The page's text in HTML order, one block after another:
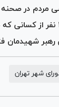
مردم در
رهبر
شهر تهران